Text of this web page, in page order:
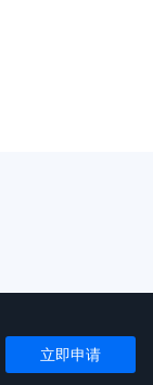
立即申请